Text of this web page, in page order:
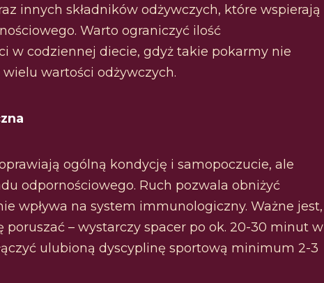
innych składników odżywczych, które wspierają
Warto ograniczyć ilość
w codziennej diecie, gdyż takie pokarmy nie
wartości odżywczych.
ogólną kondycję i samopoczucie, ale
odpornościowego. Ruch pozwala obniżyć
wpływa na system immunologiczny. Ważne jest,
poruszać – wystarczy spacer po ok. 20-30 minut w
ulubioną dyscyplinę sportową minimum 2-3